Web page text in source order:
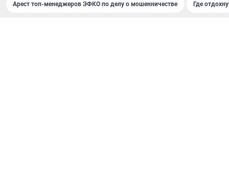
Арест топ-менеджеров ЭФКО по делу о мошенничестве Где